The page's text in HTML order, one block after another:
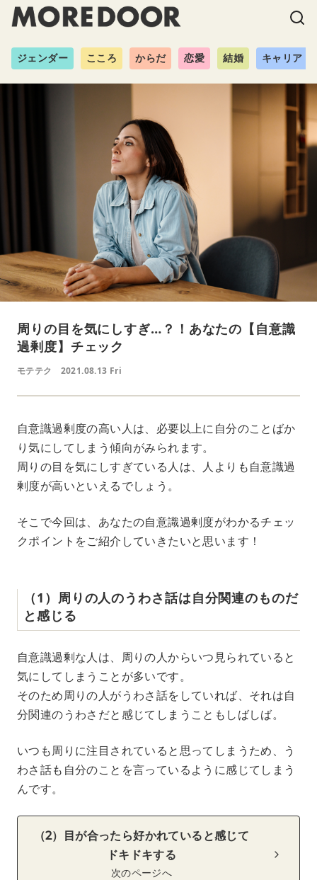
ジェンダー こころ からだ 恋愛 結婚 キャリア
周りの目を気にしすぎ…？！あなたの【自意識
過剰度】チェック
モテテク 2021.08.13 Fri
自意識過剰度の高い人は、必要以上に自分のことばか
り気にしてしまう傾向がみられます。
周りの目を気にしすぎている人は、人よりも自意識過
剰度が高いといえるでしょう。
そこで今回は、あなたの自意識過剰度がわかるチェッ
クポイントをご紹介していきたいと思います！
（1）周りの人のうわさ話は自分関連のものだ
と感じる
自意識過剰な人は、周りの人からいつ見られていると
気にしてしまうことが多いです。
そのため周りの人がうわさ話をしていれば、それは自
分関連のうわさだと感じてしまうこともしばしば。
いつも周りに注目されていると思ってしまうため、う
わさ話も自分のことを言っているように感じてしまう
んです。
（2）目が合ったら好かれていると感じて
ドキドキする
次のページへ